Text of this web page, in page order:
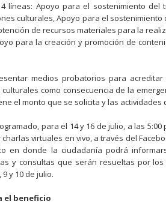
líneas: Apoyo para el sostenimiento del
culturales, Apoyo para el sostenimiento
de recursos materiales para la
para la creación y promoción de
medios probatorios para
como consecuencia de la
el monto que se solicita y las actividades
para el 14 y 16 de julio, a las 5:00
virtuales en vivo, a través del
en donde la ciudadanía podrá
y consultas que serán resueltas por los
y 10 de julio.
el beneficio